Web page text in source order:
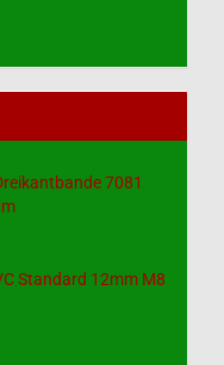
7081
Standard 12mm M8